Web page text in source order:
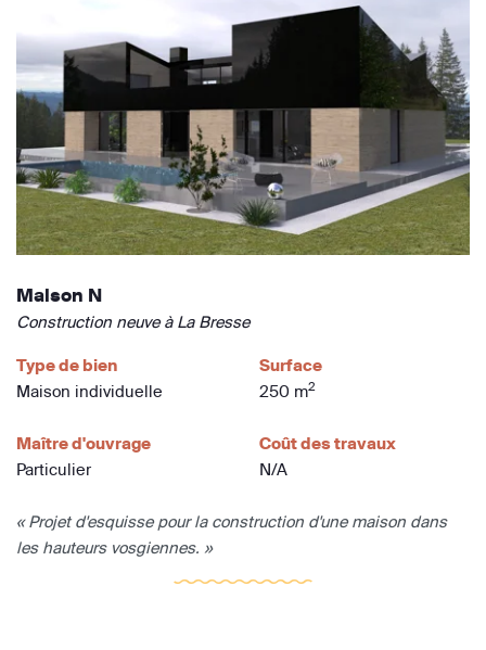
Maison N
Construction neuve à La Bresse
Type de bien
Maison individuelle
Surface
250 m2
Maître d'ouvrage
Particulier
Coût des travaux
N/A
« Projet d'esquisse pour la construction d'une maison dans
les hauteurs vosgiennes. »